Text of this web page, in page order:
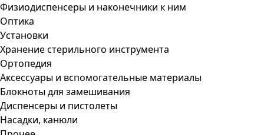
Физиодиспенсеры и наконечники к ним
Оптика
Установки
Хранение стерильного инструмента
Ортопедия
Аксессуары и вспомогательные материалы
Блокноты для замешивания
Диспенсеры и пистолеты
Насадки, канюли